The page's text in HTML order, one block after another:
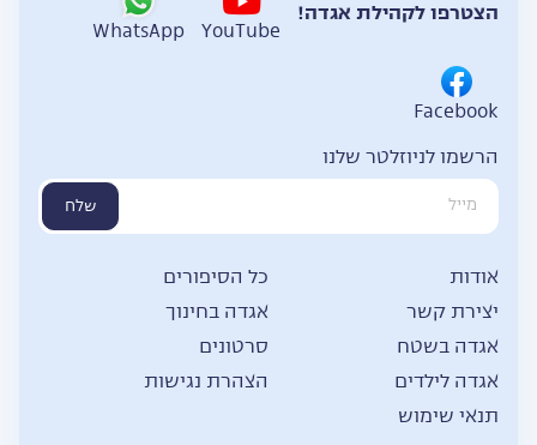
הצטרפו לקהילת אגדה!
YouTube
WhatsApp
Facebook
הרשמו לניוזלטר שלנו
שלח
אודות
כל הסיפורים
יצירת קשר
הצהרת נגישות
אגדה בחינוך
אגדה בשטח
תנאי שימוש
סרטונים
אגדה לילדים